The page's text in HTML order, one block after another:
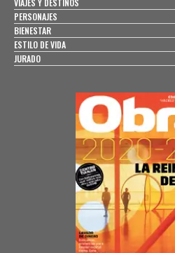
VIAJES Y DESTINOS
PERSONAJES
BIENESTAR
ESTILO DE VIDA
JURADO